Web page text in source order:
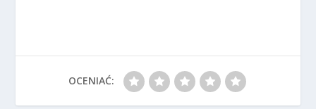
OCENIAĆ: